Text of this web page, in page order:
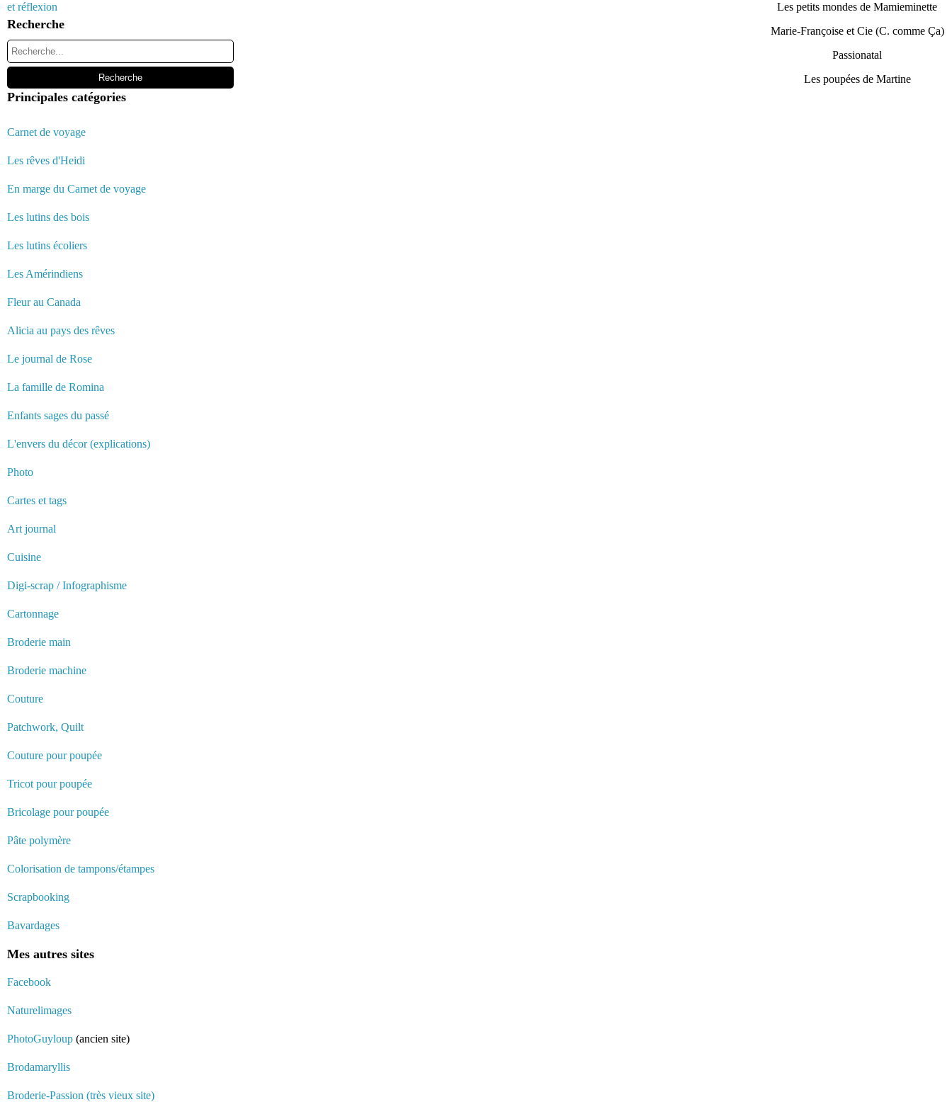
et réflexion
Recherche
Principales catégories
Carnet de voyage
Les rêves d'Heidi
En marge du Carnet de voyage
Les lutins des bois
Les lutins écoliers
Les Amérindiens
Fleur au Canada
Alicia au pays des rêves
Le journal de Rose
La famille de Romina
Enfants sages du passé
L'envers du décor (explications)
Photo
Cartes et tags
Art journal
Cuisine
Digi-scrap / Infographisme
Cartonnage
Broderie main
Broderie machine
Couture
Patchwork, Quilt
Couture pour poupée
Tricot pour poupée
Bricolage pour poupée
Pâte polymère
Colorisation de tampons/étampes
Scrapbooking
Bavardages
Mes autres sites
Facebook
Naturelimages
PhotoGuyloup (ancien site)
Brodamaryllis
Broderie-Passion (très vieux site)
Les petits mondes de Mamieminette
Marie-Françoise et Cie (C. comme Ça)
Passionatal
Les poupées de Martine